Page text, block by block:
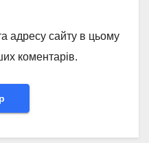
адресу сайту в цьому
коментарів.